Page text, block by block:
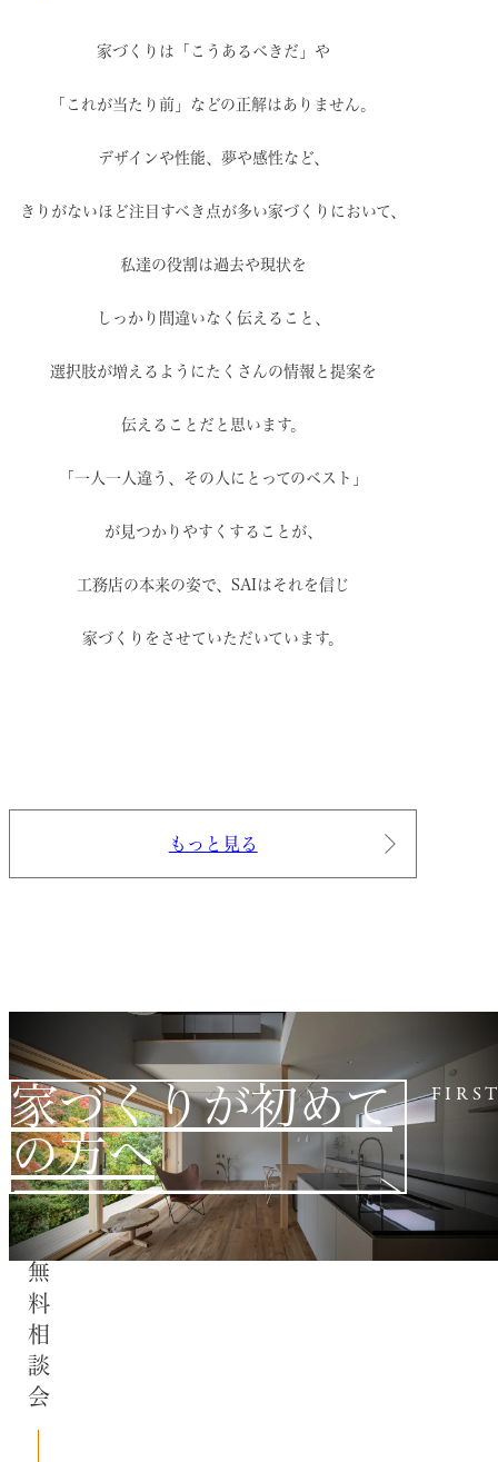
家づくりは「こうあるべきだ」や
「これが当たり前」などの正解はありません。
デザインや性能、夢や感性など、
きりがないほど注目すべき点が多い家づくりにおいて、
私達の役割は過去や現状を
しっかり間違いなく伝えること、
選択肢が増えるように たくさんの情報と提案を
伝えることだと思います。
「一人一人違う、その人にとってのベスト」
が見つかりやすくすることが、
工務店の本来の姿で、 SAIはそれを信じ
家づくりをさせていただいています。
もっと見る
家づくりが初めて
の方へ
無料相談会